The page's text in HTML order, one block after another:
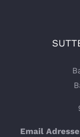
Email